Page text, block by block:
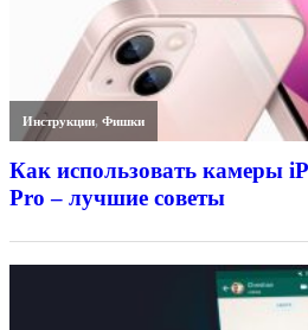
Инструкции,Фишки
Как использовать камеры
Pro – лучшие советы